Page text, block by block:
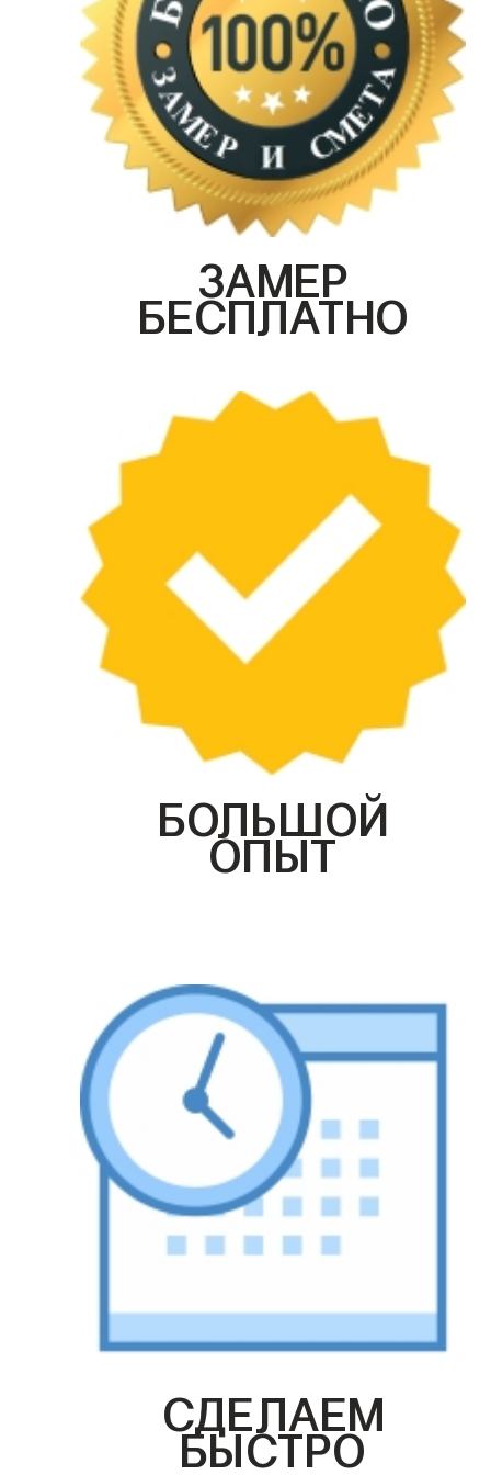
ЗАМЕР
БЕСПЛАТНО
БОЛЬШОЙ
ОПЫТ
СДЕЛАЕМ
БЫСТРО